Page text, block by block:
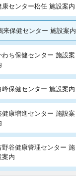
康センター松任 施設案内
来保健センター 施設案内
わち保健センター 施設案
峰保健センター 施設案内
健康増進センター 施設案
野谷健康管理センター 施
案内